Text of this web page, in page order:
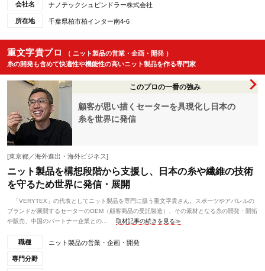
会社名 ナノテックシュピンドラー株式会社
所在地 千葉県柏市柏インター南4-6
重文字貴プロ
（ ニット製品の営業・企画・開発 ）
糸の開発も含めて快適性や機能性の高いニット製品を作る専門家
このプロの一番の強み
顧客が思い描くセーターを具現化し日本の
糸を世界に発信
[東京都／海外進出・海外ビジネス]
ニット製品を構想段階から支援し、日本の糸や繊維の技術
を守るため世界に発信・展開
「VERYTEX」の代表としてニット製品を専門に扱う重文字貴さん。スポーツやアパレルの
ブランドが展開するセーターのOEM（顧客商品の受託製造）、その素材となる糸の開発・開拓
や販売、中国のパートナー企業との...
取材記事の続きを見る≫
職種 ニット製品の営業・企画・開発
専門分野